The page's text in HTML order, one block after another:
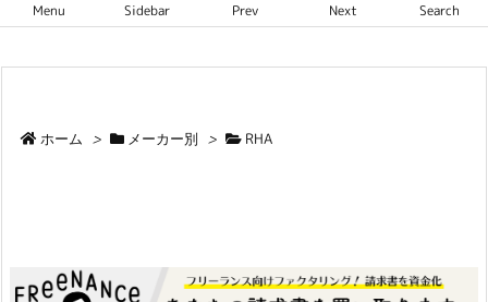
Menu Sidebar Prev Next Search
ホーム > メーカー別 > RHA